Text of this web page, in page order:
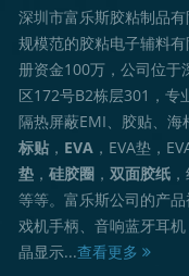
深圳市富乐斯胶粘制品
规模范的胶粘电子辅料
册资金100万，公司位于
区172号B2栋层301，专
隔热屏蔽EMI、胶贴、
标贴 ， EVA ，EVA垫，
垫 ，硅胶圈 ，双面胶纸
等等。富乐斯公司的产
戏机手柄、音响蓝牙耳
晶显示...查看更多